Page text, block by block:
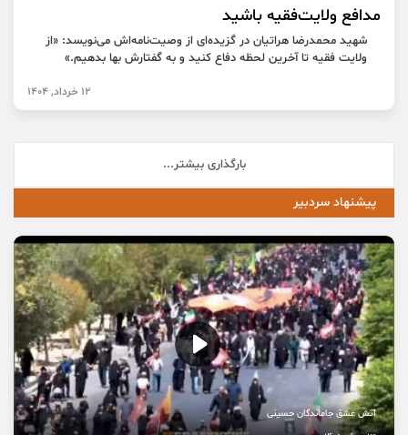
مدافع ولایت‌فقیه باشید
شهید محمدرضا هراتیان در گزیده‌ای از وصیت‌نامه‌اش می‌نویسد: «از
ولایت فقیه تا آخرین لحظه دفاع کنید و به گفتارش بها بدهیم.»
12 خرداد, 1404
بارگذاری بیشتر...
پیشنهاد سردبیر
آتش عشق جاماندگان حسینی